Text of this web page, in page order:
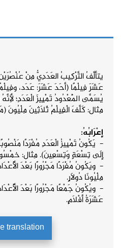
يتألَّفُ التَّرْكِيبُ العَدَدِيُّ مِنْ
عَشَرَ فِيلْمًا (أحَدَ عَشَرَ: عَدَد،
يُسَمَّى الْمَعْدُودُ تَمْيِيزَ الْعَدَدِ؛
مِثال: كَلَّفَ الْفِيلْمُ ثَلَاثِينَ مِلْيُونَ
إِعْرَابُهُ:
- يَكُونُ تَمْيِيزُ الْعَدَدِ مُفْرَدًا
إِلَى تِسْعَةٍ وَتِسْعِينَ). مِثال:
- ويَكُونُ مُفْرَدًا مَجْرُورًا بَعْدَ
مِلْيُونَا دُولَارٍ.
- ويُكُونُ جَمْعًا مَجْرُورًا بَعْدَ
عَشَرَةُ أفْلَامٍ.
translation